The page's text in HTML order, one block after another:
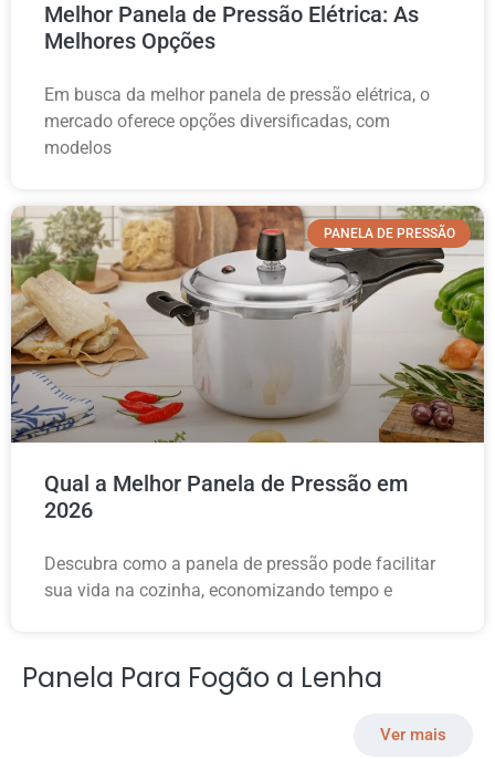
Melhor Panela de Pressão Elétrica: As
Melhores Opções
Em busca da melhor panela de pressão elétrica, o
mercado oferece opções diversificadas, com
modelos
PANELA DE PRESSÃO
Qual a Melhor Panela de Pressão em
2026
Descubra como a panela de pressão pode facilitar
sua vida na cozinha, economizando tempo e
Panela Para Fogão a Lenha
Ver mais